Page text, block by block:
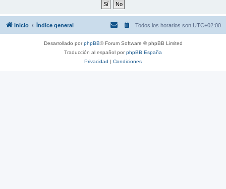
Inicio Índice general Todos los horarios son UTC+02:00
Desarrollado porphpBB® Forum Software © phpBB Limited
Traducción al español porphpBB España
Privacidad | Condiciones